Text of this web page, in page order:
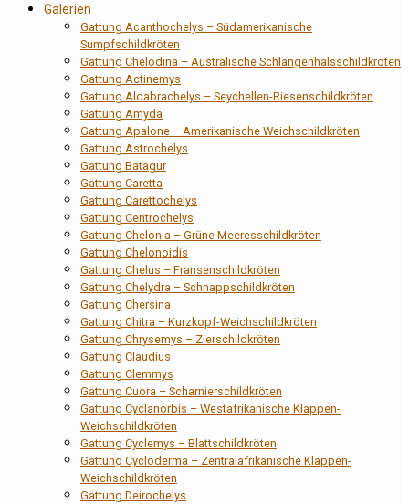
Galerien
Gattung Acanthochelys – Südamerikanische
Sumpfschildkröten
Gattung Chelodina – Australische Schlangenhalsschildkröten
Gattung Actinemys
Gattung Aldabrachelys – Seychellen-Riesenschildkröten
Gattung Amyda
Gattung Apalone – Amerikanische Weichschildkröten
Gattung Astrochelys
Gattung Batagur
Gattung Caretta
Gattung Carettochelys
Gattung Centrochelys
Gattung Chelonia – Grüne Meeresschildkröten
Gattung Chelonoidis
Gattung Chelus – Fransenschildkröten
Gattung Chelydra – Schnappschildkröten
Gattung Chersina
Gattung Chitra – Kurzkopf-Weichschildkröten
Gattung Chrysemys – Zierschildkröten
Gattung Claudius
Gattung Clemmys
Gattung Cuora – Scharnierschildkröten
Gattung Cyclanorbis – Westafrikanische Klappen-
Weichschildkröten
Gattung Cyclemys – Blattschildkröten
Gattung Cycloderma – Zentralafrikanische Klappen-
Weichschildkröten
Gattung Deirochelys